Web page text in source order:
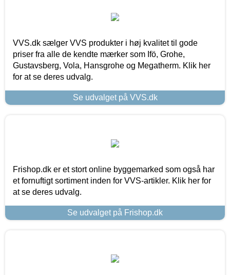
VVS.dk sælger VVS produkter i høj kvalitet til gode
priser fra alle de kendte mærker som Ifö, Grohe,
Gustavsberg, Vola, Hansgrohe og Megatherm. Klik her
for at se deres udvalg.
Se udvalget på VVS.dk
Frishop.dk er et stort online byggemarked som også har
et fornuftigt sortiment inden for VVS-artikler. Klik her for
at se deres udvalg.
Se udvalget på Frishop.dk